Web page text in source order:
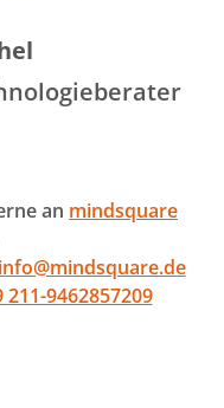
an mindsquare
info@mindsquare.de
211-9462857209